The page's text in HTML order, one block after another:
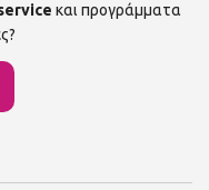
και προγράμματα